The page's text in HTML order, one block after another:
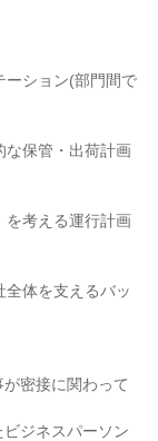
ーション(部門間で
な保管・出荷計画
を考える運行計画
全体を支えるバッ
密接に関わって
ジネスパーソン